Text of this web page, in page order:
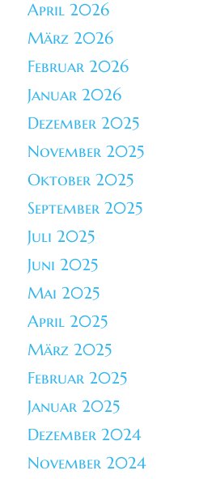
April 2026
März 2026
Februar 2026
Januar 2026
Dezember 2025
November 2025
Oktober 2025
September 2025
Juli 2025
Juni 2025
Mai 2025
April 2025
März 2025
Februar 2025
Januar 2025
Dezember 2024
November 2024